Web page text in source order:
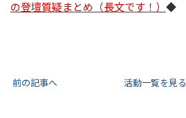
の登壇質疑まとめ（長文です！） ◆
前の記事へ 活動一覧を見る